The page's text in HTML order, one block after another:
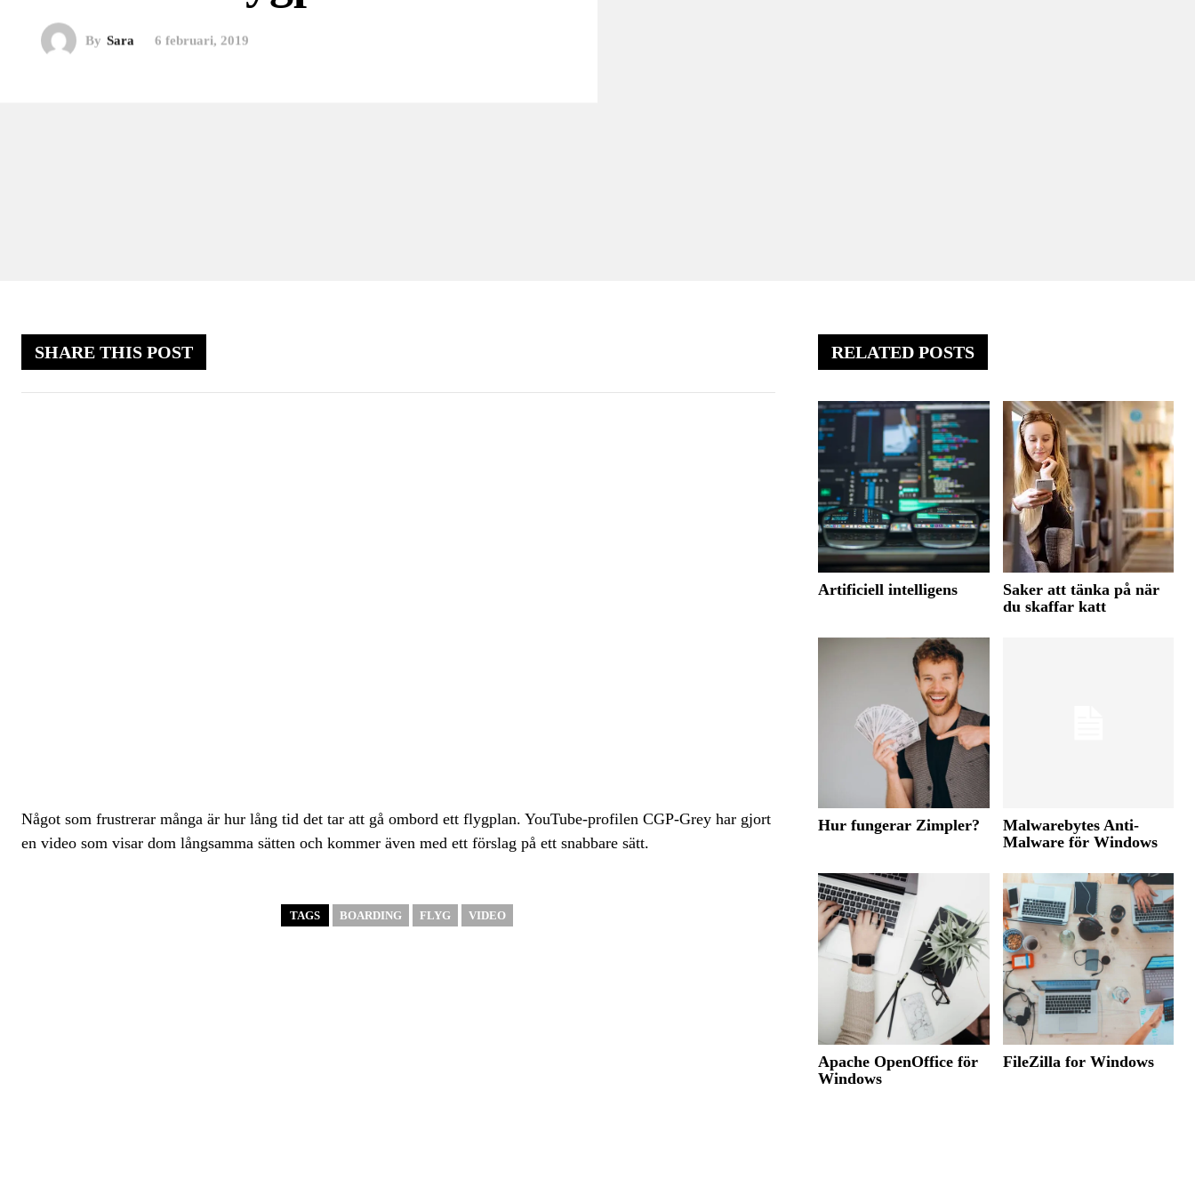
By Sara 6 februari, 2019
SHARE THIS POST
Något som frustrerar många är hur lång tid det tar att gå ombord ett flygplan. YouTube-profilen CGP-Grey har gjort
en video som visar dom långsamma sätten och kommer även med ett förslag på ett snabbare sätt.
TAGS BOARDING FLYG VIDEO
RELATED POSTS
Artificiell intelligens
Saker att tänka på när
du skaffar katt
Hur fungerar Zimpler?
Malwarebytes Anti-
Malware för Windows
Apache OpenOffice för
Windows
FileZilla for Windows